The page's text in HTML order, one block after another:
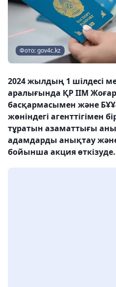
Фото: gov4c.kz
2024 жылдың 1 шілдесі
аралығында ҚР ІІМ
басқармасымен және
жөніндегі агенттігімен
тұратын азаматтығы
адамдарды анықтау
бойынша акция өткізуде.